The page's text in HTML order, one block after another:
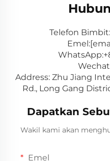
Telefon Bimbit:
Emel:
WhatsApp:
Address: Zhu Jiang
Rd., Long Gang
Dapatkan
Wakil kami akan
Emel